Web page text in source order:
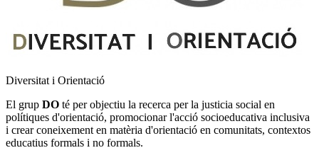
Diversitat i Orientació
El grup DO té per objectiu la recerca per la justicia social en
polítiques d'orientació, promocionar l'acció socioeducativa inclusiva
i crear coneixement en matèria d'orientació en comunitats, contextos
educatius formals i no formals.